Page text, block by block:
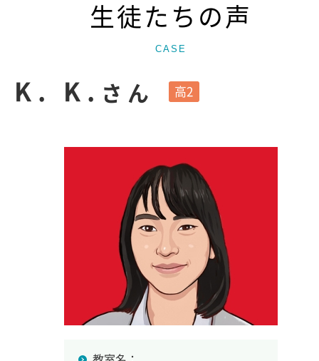
生徒たちの声
CASE
K. K. さん 高2